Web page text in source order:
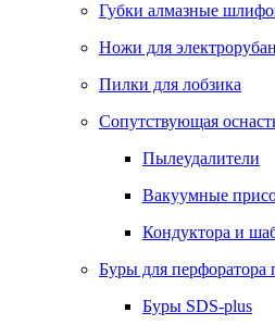
Губки алмазные
Ножи для
Пилки для лобзика
Сопутствующая
Пылеудалители
Вакуумные
Кондуктора и
Буры для перфоратора
Буры SDS-plus